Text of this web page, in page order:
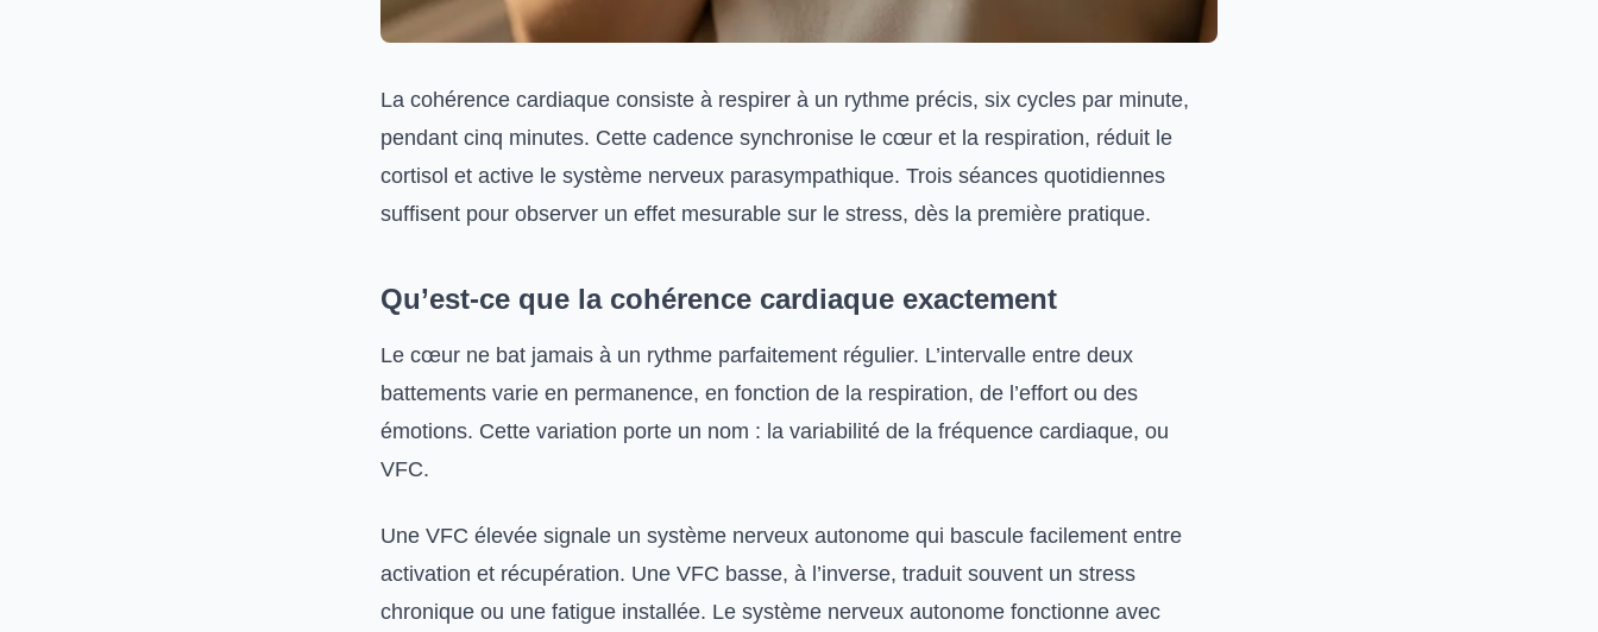
La cohérence cardiaque consiste à respirer à un rythme précis, six cycles par minute,
pendant cinq minutes. Cette cadence synchronise le cœur et la respiration, réduit le
cortisol et active le système nerveux parasympathique. Trois séances quotidiennes
suffisent pour observer un effet mesurable sur le stress, dès la première pratique.
Qu’est-ce que la cohérence cardiaque exactement
Le cœur ne bat jamais à un rythme parfaitement régulier. L’intervalle entre deux
battements varie en permanence, en fonction de la respiration, de l’effort ou des
émotions. Cette variation porte un nom : la variabilité de la fréquence cardiaque, ou
VFC.
Une VFC élevée signale un système nerveux autonome qui bascule facilement entre
activation et récupération. Une VFC basse, à l’inverse, traduit souvent un stress
chronique ou une fatigue installée. Le système nerveux autonome fonctionne avec